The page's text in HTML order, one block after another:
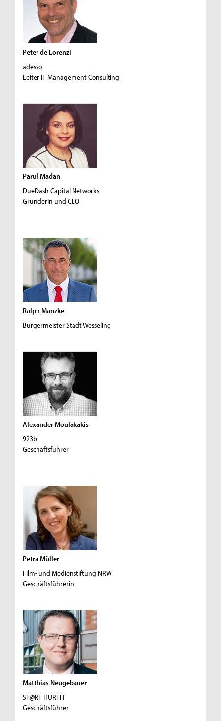
Peter de Lorenzi
adesso
Leiter IT Management Consulting
Parul Madan
DueDash Capital Networks
Gründerin und CEO
Ralph Manzke
Bürgermeister Stadt Wesseling
Alexander Moulakakis
923b
Geschäftsführer
Petra Müller
Film- und Medienstiftung NRW
Geschäftsführerin
Matthias Neugebauer
ST@RT HÜRTH
Geschäftsführer